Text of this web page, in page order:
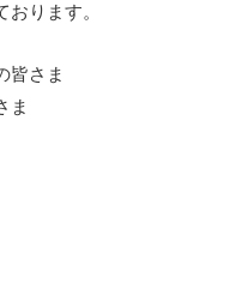
ります。
皆さま
ま